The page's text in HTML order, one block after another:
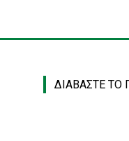
ΔΙΑΒΑΣΤΕ ΤΟ